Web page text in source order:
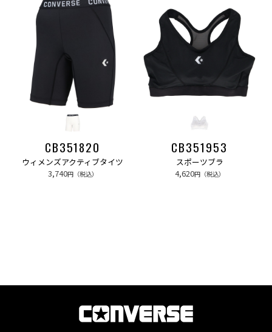
CB351820
ウィメンズアクティブタイツ
3,740円（税込）
CB351953
スポーツブラ
4,620円（税込）